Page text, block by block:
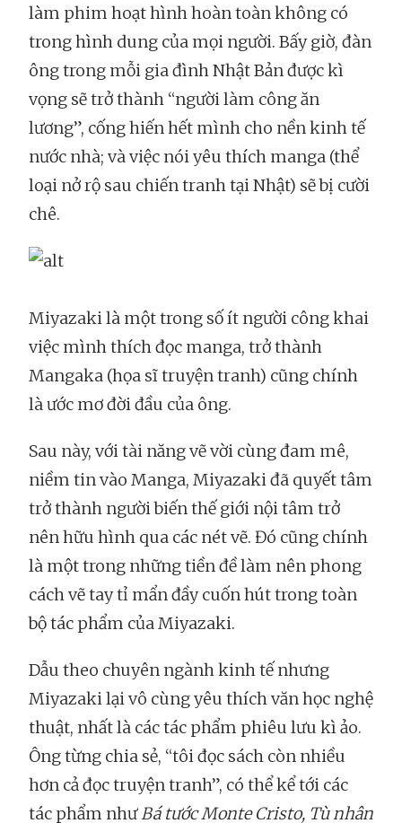
làm phim hoạt hình hoàn toàn không có
trong hình dung của mọi người. Bấy giờ, đàn
ông trong mỗi gia đình Nhật Bản được kì
vọng sẽ trở thành “người làm công ăn
lương”, cống hiến hết mình cho nền kinh tế
nước nhà; và việc nói yêu thích manga (thể
loại nở rộ sau chiến tranh tại Nhật) sẽ bị cười
chê.
Miyazaki là một trong số ít người công khai
việc mình thích đọc manga, trở thành
Mangaka (họa sĩ truyện tranh) cũng chính
là ước mơ đời đầu của ông.
Sau này, với tài năng vẽ vời cùng đam mê,
niềm tin vào Manga, Miyazaki đã quyết tâm
trở thành người biến thế giới nội tâm trở
nên hữu hình qua các nét vẽ. Đó cũng chính
là một trong những tiền đề làm nên phong
cách vẽ tay tỉ mẩn đầy cuốn hút trong toàn
bộ tác phẩm của Miyazaki.
Dẫu theo chuyên ngành kinh tế nhưng
Miyazaki lại vô cùng yêu thích văn học nghệ
thuật, nhất là các tác phẩm phiêu lưu kì ảo.
Ông từng chia sẻ, “tôi đọc sách còn nhiều
hơn cả đọc truyện tranh”, có thể kể tới các
tác phẩm nhưBá tước Monte Cristo, Tù nhân